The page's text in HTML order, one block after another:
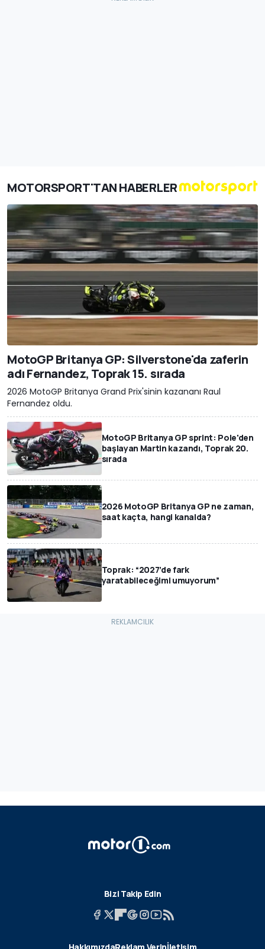
MOTORSPORT'TAN HABERLER
MotoGP Britanya GP: Silverstone'da zaferin
adı Fernandez, Toprak 15. sırada
2026 MotoGP Britanya Grand Prix'sinin kazananı Raul
Fernandez oldu.
MotoGP Britanya GP sprint: Pole'den
başlayan Martin kazandı, Toprak 20.
sırada
2026 MotoGP Britanya GP ne zaman,
saat kaçta, hangi kanalda?
Toprak: “2027’de fark
yaratabileceğimi umuyorum”
Bizi Takip Edin